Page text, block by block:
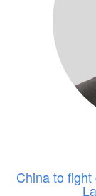
China to